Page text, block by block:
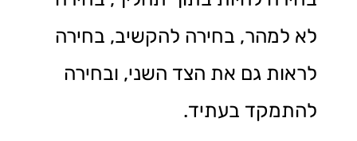
לא למהר, בחירה להקשיב, בחירה
לראות גם את הצד השני, ובחירה
להתמקד בעתיד.